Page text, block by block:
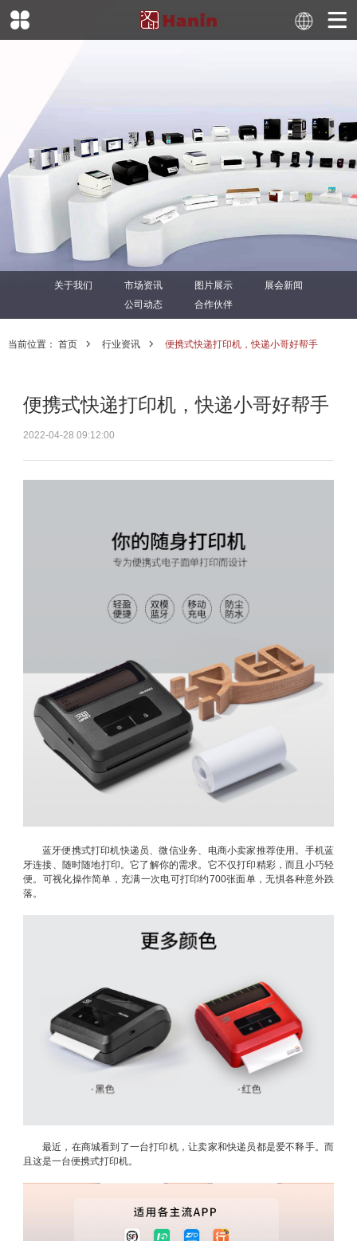
关于我们 市场资讯 图片展示
展会新闻
公司动态
合作伙伴
当前位置： 首页 行业资讯 便携式快递打印机，快递小哥好帮手
便携式快递打印机，快递小哥好帮手
2022-04-28 09:12:00
蓝牙便携式打印机快递员、微信业务、电商小卖家推荐使用。手机蓝
牙连接、随时随地打印。它了解你的需求。它不仅打印精彩，而且小巧轻
便。可视化操作简单，充满一次电可打印约700张面单，无惧各种意外跌
落。
最近，在商城看到了一台打印机，让卖家和快递员都是爱不释手。而
且这是一台便携式打印机。